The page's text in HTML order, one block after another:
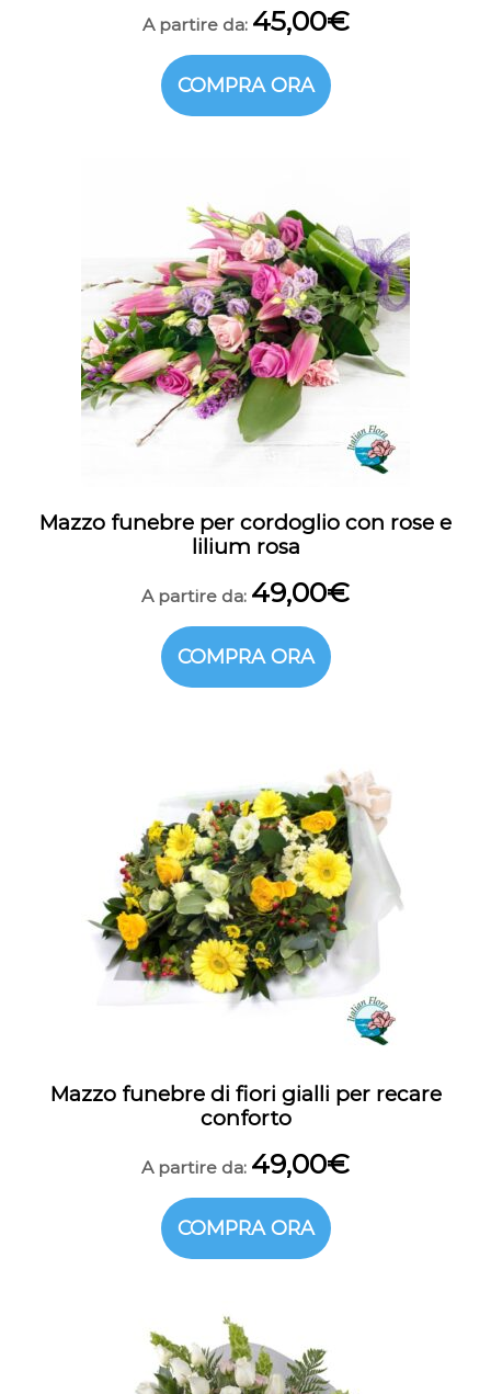
A partire da: 45,00€
COMPRA ORA
Mazzo funebre per cordoglio con rose e
lilium rosa
A partire da: 49,00€
COMPRA ORA
Mazzo funebre di fiori gialli per recare
conforto
A partire da: 49,00€
COMPRA ORA